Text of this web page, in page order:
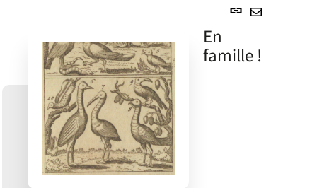
Lien
fenêtre)
mail
En
famille !